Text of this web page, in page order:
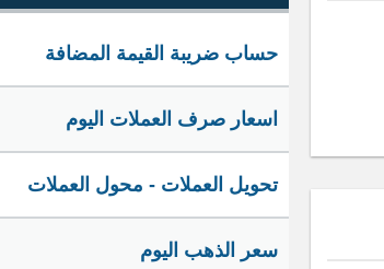
حساب ضريبة القيمة المضافة
اسعار صرف العملات اليوم
تحويل العملات - محول العملات
سعر الذهب اليوم